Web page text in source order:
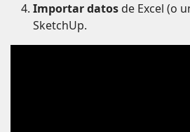
Importar datos de Excel (o
SketchUp.